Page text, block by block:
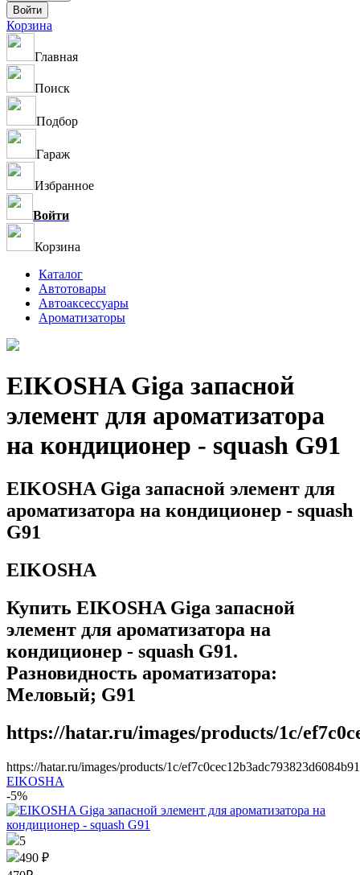
Корзина
Главная
Поиск
Подбор
Гараж
Избранное
Войти
Корзина
Каталог
Автотовары
Автоаксессуары
Ароматизаторы
EIKOSHA Giga запасной
элемент для ароматизатора
на кондиционер - squash G91
EIKOSHA Giga запасной элемент для
ароматизатора на кондиционер - squash
G91
EIKOSHA
Купить EIKOSHA Giga запасной
элемент для ароматизатора на
кондиционер - squash G91.
Разновидность ароматизатора:
Меловый; G91
https://hatar.ru/images/products/1c/
https://hatar.ru/images/products/1c/
EIKOSHA
-5%
5
490 ₽